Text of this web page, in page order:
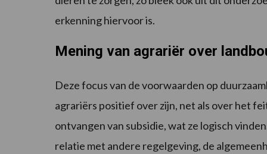
erkenning hiervoor is.
Mening van agrariër over
Deze focus van de voorwaarden op
agrariërs positief over zijn, net als over het
ontvangen van subsidie, wat ze logisch
relatie met andere regelgeving, de